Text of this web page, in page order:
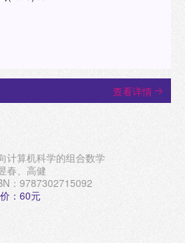
查看详情
计算机科学的组合数学
春、高健
：9787302715092
：60元